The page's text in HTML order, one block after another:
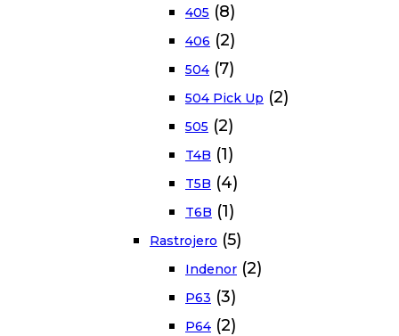
405 (8)
406 (2)
504 (7)
504 Pick Up (2)
505 (2)
T4B (1)
T5B (4)
T6B (1)
Rastrojero (5)
Indenor (2)
P63 (3)
P64 (2)